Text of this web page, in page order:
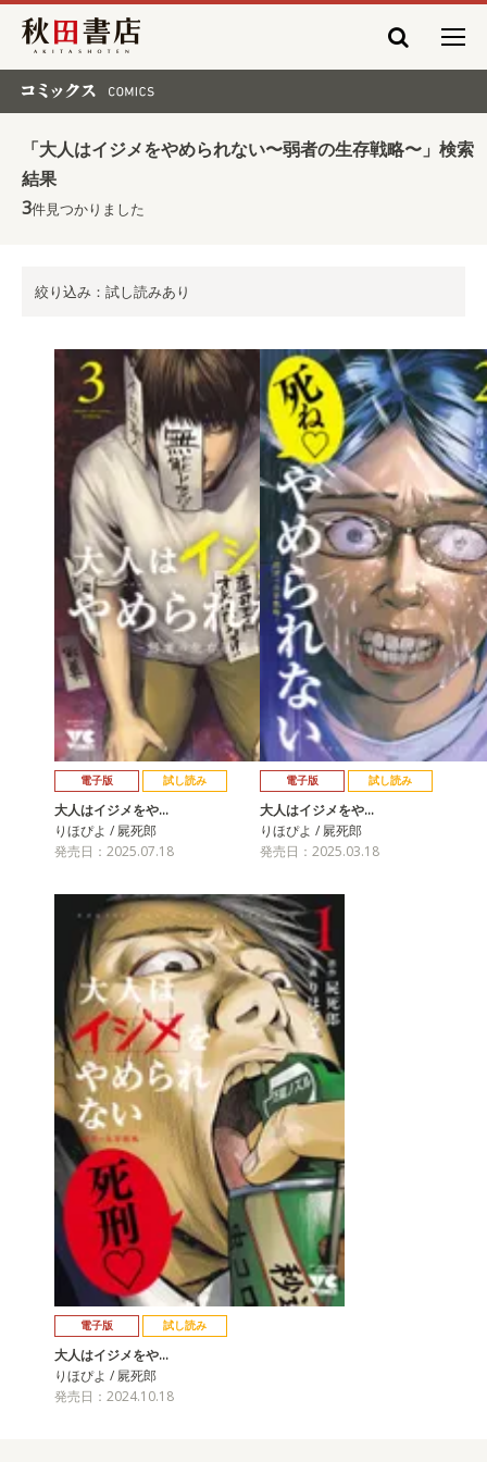
秋田書店
「大人はイジメをやめられない〜弱者の生存戦略〜」検索
結果
3件見つかりました
絞り込み：試し読みあり
電子版 試し読み
大人はイジメをや…
りほぴよ / 屍死郎
発売日：2025.07.18
電子版 試し読み
大人はイジメをや…
りほぴよ / 屍死郎
発売日：2025.03.18
電子版 試し読み
大人はイジメをや…
りほぴよ / 屍死郎
発売日：2024.10.18